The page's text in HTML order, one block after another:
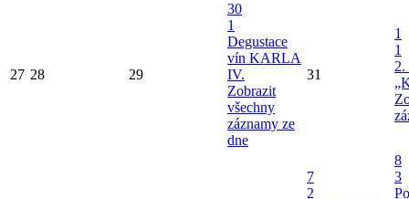
27 28 29
30
1
Degustace
vín KARLA
IV.
Zobrazit
všechny
záznamy ze
dne
31
1
1
2.
7
2
8
3